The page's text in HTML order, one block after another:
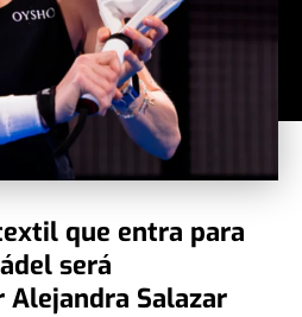
que entra para
será
Salazar